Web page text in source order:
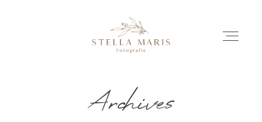
EINBLICKE
Archives